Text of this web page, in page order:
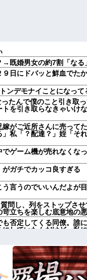
→既婚男女の約7割「なる
日にドバッと鮮血でた
ンデモナイことになって
たんで僕のこと引き取
を引き取らなきゃいけ
がご近所さんに売って
私「？配達？」姪「そ
ゲーム機が売れなくな
がガチでカッコ良すぎる
言うのでいいんだよが
問し、列をストップさせ
立ちを楽しむ底意地の
否定してくる同僚。誰
していたんだけど、私
を注文→私達のお寿司と
嫁いびりか！ふざけるな
問し、列をストップさ